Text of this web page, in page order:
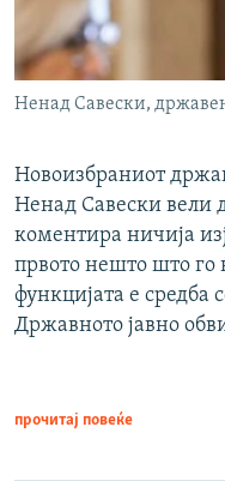
Ненад Савески,
Новоизбраниот
Ненад Савески вели
коментира ничија
првото нешто што го
функцијата е средба
Државното јавно
прочитај повеќе